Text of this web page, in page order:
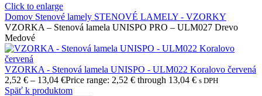
Click to enlarge
Domov Stenové lamely STENOVÉ LAMELY - VZORKY
VZORKA – Stenová lamela UNISPO PRO – ULM027 Drevo
Medové
VZORKA - Stenová lamela UNISPO - ULM022 Koralovo červená
2,52 € – 13,04 €Price range: 2,52 € through 13,04 € s DPH
Späť k produktom